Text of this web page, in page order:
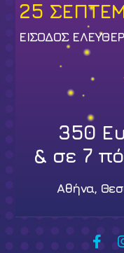
25
ΕΙΣΟΔΟΣ
350
& σε 7
Αθήνα,